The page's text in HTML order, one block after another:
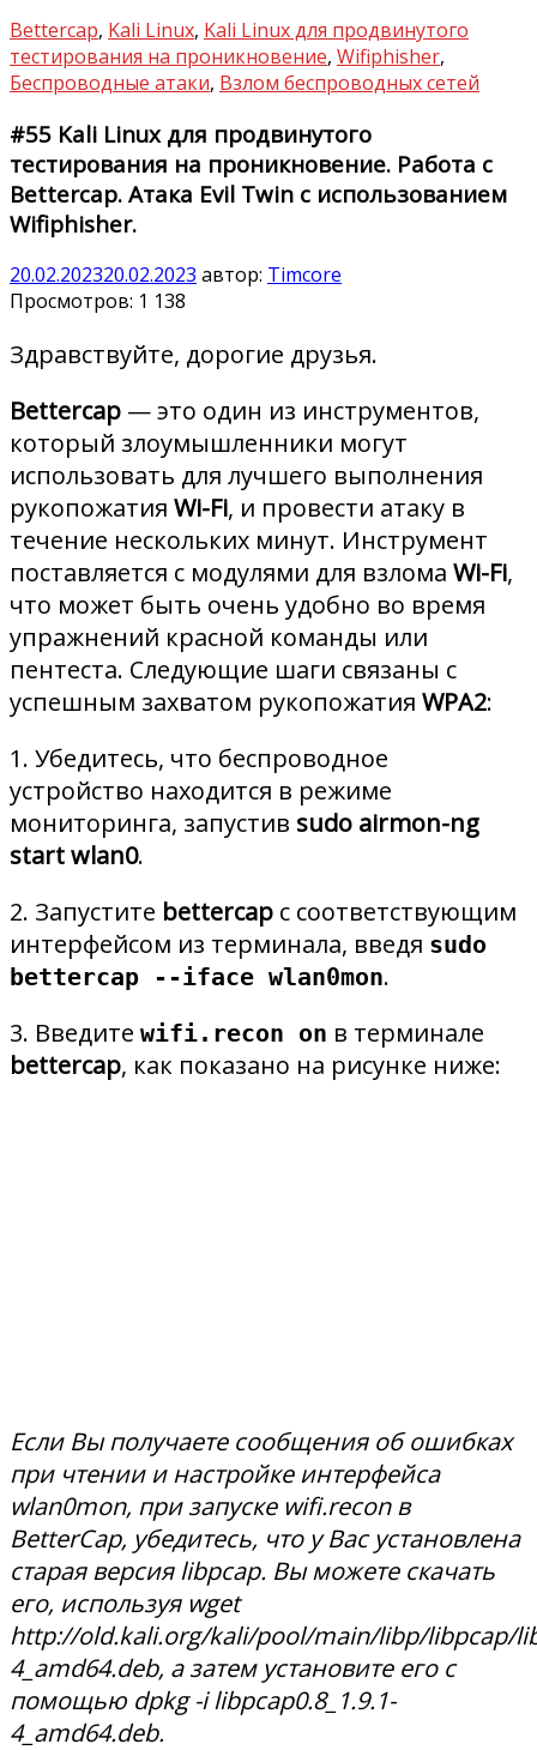
Bettercap, Kali Linux, Kali Linux для продвинутого
тестирования на проникновение, Wifiphisher,
Беспроводные атаки, Взлом беспроводных сетей
#55 Kali Linux для продвинутого
тестирования на проникновение. Работа с
Bettercap. Атака Evil Twin с использованием
Wifiphisher.
20.02.202320.02.2023 автор: Timcore
Просмотров: 1 138
Здравствуйте, дорогие друзья.
Bettercap — это один из инструментов,
который злоумышленники могут
использовать для лучшего выполнения
рукопожатия Wi-Fi, и провести атаку в
течение нескольких минут. Инструмент
поставляется с модулями для взлома Wi-Fi,
что может быть очень удобно во время
упражнений красной команды или
пентеста. Следующие шаги связаны с
успешным захватом рукопожатия WPA2:
1. Убедитесь, что беспроводное
устройство находится в режиме
мониторинга, запустив sudo airmon-ng
start wlan0.
2. Запустите bettercap с соответствующим
интерфейсом из терминала, введя sudo
bettercap --iface wlan0mon.
3. Введите wifi.recon on в терминале
bettercap, как показано на рисунке ниже:
Если Вы получаете сообщения об ошибках
при чтении и настройке интерфейса
wlan0mon, при запуске wifi.recon в
BetterCap, убедитесь, что у Вас установлена
старая версия libpcap. Вы можете скачать
его, используя wget
http://old.kali.org/kali/pool/main/libp/libpcap/
4_amd64.deb, а затем установите его с
помощью dpkg -i libpcap0.8_1.9.1-
4_amd64.deb.